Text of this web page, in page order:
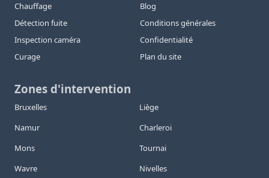
Chauffage
Détection fuite
Inspection caméra
Curage
Blog
Conditions générales
Confidentialité
Plan du site
Zones d'intervention
Bruxelles
Liège
Namur
Charleroi
Mons
Tournai
Wavre
Nivelles